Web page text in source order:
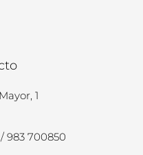
1
983 700850